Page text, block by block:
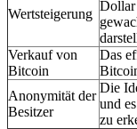
Wertsteigerung
Dollar
Verkauf von
Bitcoin
Das
Anonymität der
Besitzer
Die
und
zu